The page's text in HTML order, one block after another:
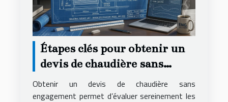
Étapes clés pour obtenir un
devis de chaudière sans
engagement
Obtenir un devis de chaudière sans
engagement permet d’évaluer sereinement les